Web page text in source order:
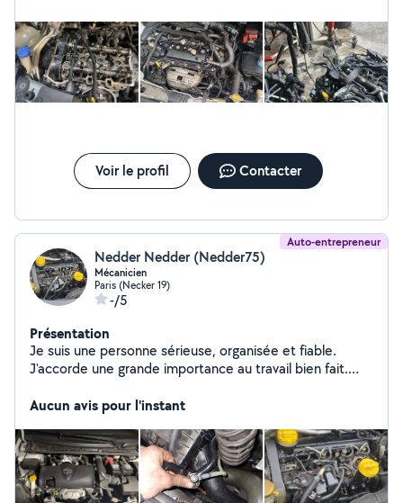
Disponible pour rendez-vous rapides et devis clairs
Voir le profil Contacter
Auto-entrepreneur
Nedder Nedder (Nedder75)
Mécanicien
Paris (Necker 19)
-/5
Présentation
Je suis une personne sérieuse, organisée et fiable.
J'accorde une grande importance au travail bien fait.
engagements. Je m'adapte facilement aux besoins des
priorités. Je reste calme et efficace même dans les
situations urgentes. J'aime offrir un service professionnel
et agréable. Chaque demande est traitée avec
attention et rigueur. Je suis motivé, autonome et
Aucun avis pour l'instant